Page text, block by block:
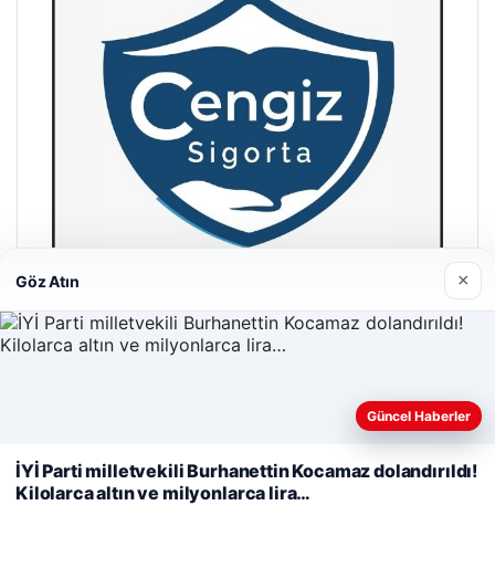
Cengiz Sigorta
Web sitemizi nasıl kullandığınızı daha iyi anlayabilmek,
kullanıyoruz.Çerez Politikamız
Reddet Kabul Et
Göz Atın ×
Güncel Haberler
İYİ Parti milletvekili Burhanettin Kocamaz dolandırıldı!
Kilolarca altın ve milyonlarca lira…